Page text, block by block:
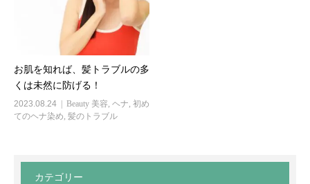
お肌を知れば、髪トラブルの多
くは未然に防げる！
2023.08.24 Beauty 美容, ヘナ, 初め
てのヘナ染め, 髪のトラブル
カテゴリー